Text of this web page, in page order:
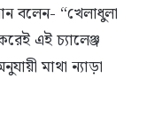
বলেন- “খেলাধুলা
এই চ্যালেঞ্জ
মাথা ন্যাড়া